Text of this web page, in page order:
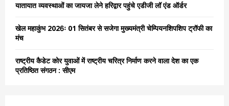
यातायात व्यवस्थाओं का जायजा लेने हरिद्वार पहुंचे एडीजी लॉ एंड ऑर्डर
खेल महाकुंभ 2026ः 01 सितंबर से सजेगा मुख्यमंत्री चेम्पियनशिपशिप ट्रॉफी का
मंच
राष्ट्रीय कैडेट कोर युवाओं में राष्ट्रीय चरित्र निर्माण करने वाला देश का एक
प्रतिष्ठित संगठन : सीएम